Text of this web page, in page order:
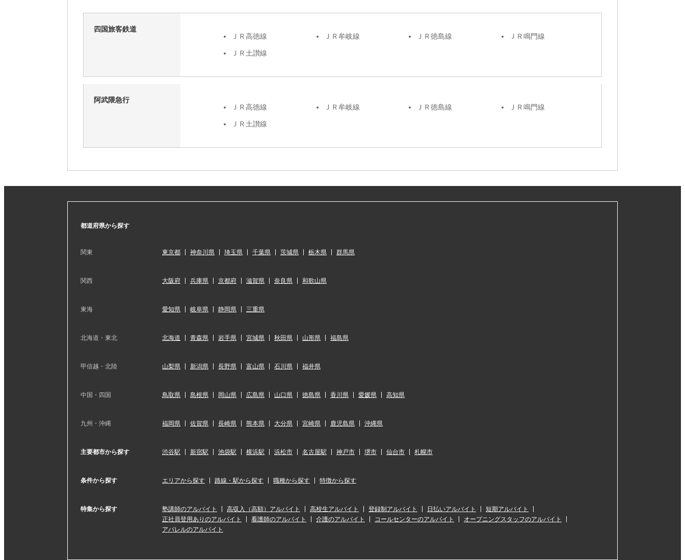
四国旅客鉄道
ＪＲ高徳線
ＪＲ牟岐線 ＪＲ徳島線 ＪＲ鳴門線
ＪＲ土讃線
阿武隈急行
ＪＲ高徳線
ＪＲ牟岐線 ＪＲ徳島線 ＪＲ鳴門線
ＪＲ土讃線
都道府県から探す
関東 東京都 神奈川県 埼玉県 千葉県 茨城県 栃木県 群馬県
関西 大阪府 兵庫県 京都府 滋賀県 奈良県 和歌山県
東海 愛知県 岐阜県 静岡県 三重県
北海道・東北 北海道 青森県 岩手県 宮城県 秋田県 山形県 福島県
甲信越・北陸 山梨県 新潟県 長野県 富山県 石川県 福井県
中国・四国 鳥取県 島根県 岡山県 広島県 山口県 徳島県 香川県 愛媛県 高知県
九州・沖縄 福岡県 佐賀県 長崎県 熊本県 大分県 宮崎県 鹿児島県 沖縄県
主要都市から探す 渋谷駅 新宿駅 池袋駅 横浜駅 浜松市 名古屋駅 神戸市 堺市 仙台市 札幌市
条件から探す エリアから探す 路線・駅から探す 職種から探す 特徴から探す
特集から探す 塾講師のアルバイト 高収入（高額）アルバイト 高校生アルバイト 登録制アルバイト 日払いアルバイト
短期アルバイト
正社員登用ありのアルバイト
看護師のアルバイト 介護のアルバイト コールセンターのアルバイト
オープニングスタッフのアルバイト
アパレルのアルバイト